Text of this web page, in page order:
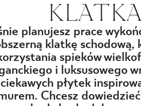
planujesz prace
klatkę schodową,
spieków
i luksusowego
ciekawych płytek
Chcesz